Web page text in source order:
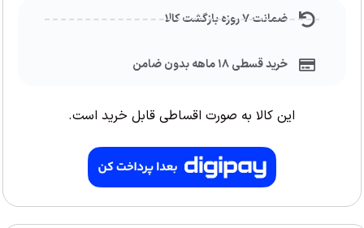
ضمانت ۷ روزه بازگشت کالا
خرید قسطی ۱۸ ماهه بدون ضامن
این کالا به صورت اقساطی قابل خرید است.